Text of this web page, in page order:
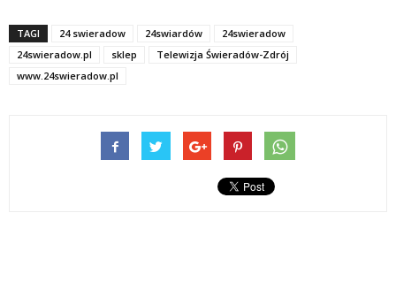
TAGI 24 swieradow 24swiardów
24swieradow
24swieradow.pl
sklep
Telewizja Świeradów-Zdrój
www.24swieradow.pl